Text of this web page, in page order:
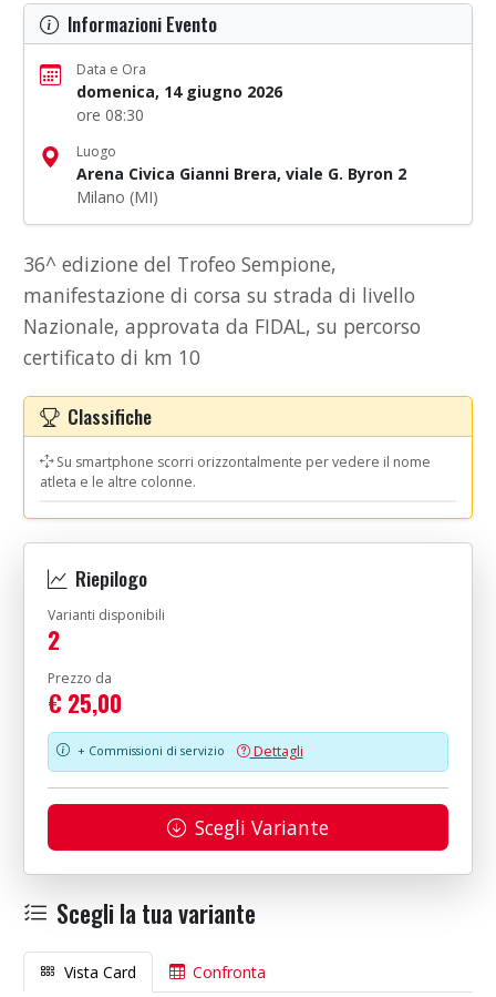
Informazioni Evento
Data e Ora
domenica, 14 giugno 2026
ore 08:30
Luogo
Arena Civica Gianni Brera, viale G. Byron 2
Milano (MI)
36^ edizione del Trofeo Sempione,
manifestazione di corsa su strada di livello
Nazionale, approvata da FIDAL, su percorso
certificato di km 10
Classifiche
Su smartphone scorri orizzontalmente per vedere il nome
atleta e le altre colonne.
Riepilogo
Varianti disponibili
2
Prezzo da
€ 25,00
+ Commissioni di servizio Dettagli
Scegli Variante
Scegli la tua variante
Vista Card Confronta